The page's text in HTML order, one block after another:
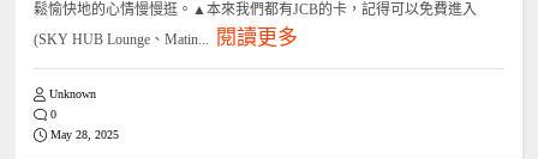
鬆愉快地的心情慢慢逛。▲本來我們都有JCB的卡，記得可以免費進入
(SKY HUB Lounge、Matin...
閱讀更多
Unknown
0
May 28, 2025